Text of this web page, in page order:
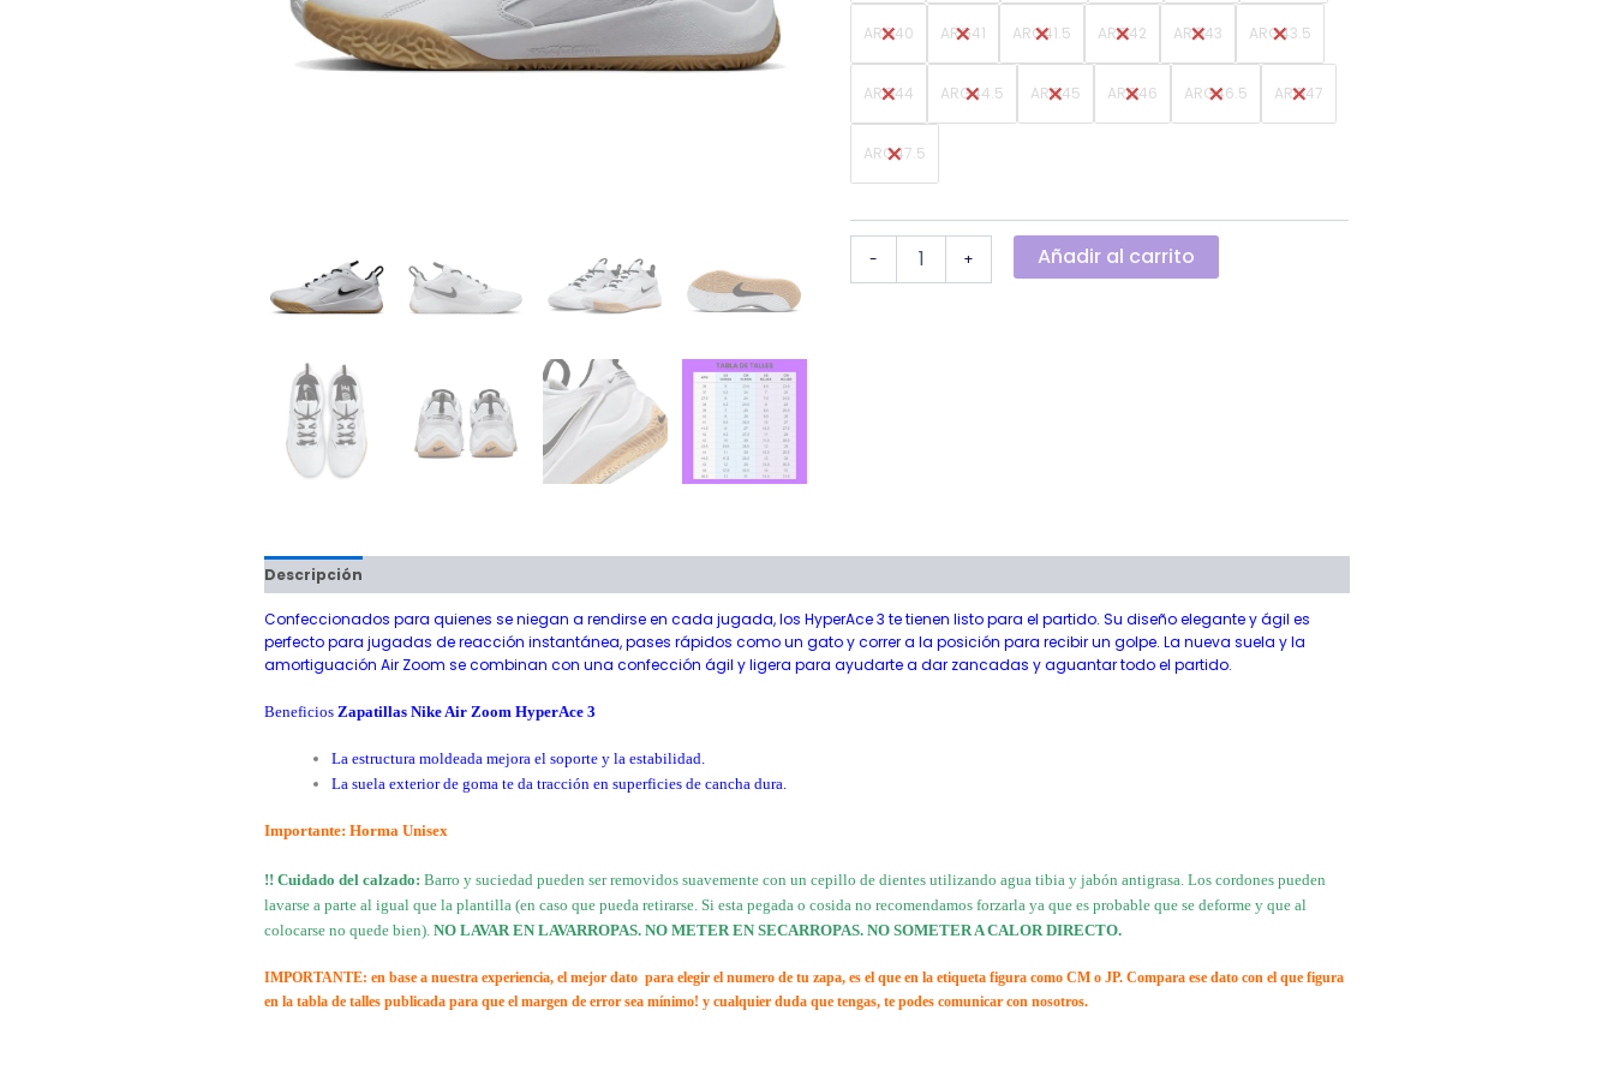
ARG40 ARG41 ARG41.5 ARG42 ARG43 ARG43.5
ARG44 ARG44.5 ARG45 ARG46 ARG46.5 ARG47
ARG47.5
- + Añadir al carrito
Descripción
Confeccionados para quienes se niegan a rendirse en cada jugada, los HyperAce 3 te tienen listo para el partido. Su diseño elegante y ágil es
perfecto para jugadas de reacción instantánea, pases rápidos como un gato y correr a la posición para recibir un golpe. La nueva suela y la
amortiguación Air Zoom se combinan con una confección ágil y ligera para ayudarte a dar zancadas y aguantar todo el partido.
Beneficios Zapatillas Nike Air Zoom HyperAce 3
La estructura moldeada mejora el soporte y la estabilidad.
La suela exterior de goma te da tracción en superficies de cancha dura.
Importante: Horma Unisex
!! Cuidado del calzado: Barro y suciedad pueden ser removidos suavemente con un cepillo de dientes utilizando agua tibia y jabón antigrasa. Los cordones pueden
lavarse a parte al igual que la plantilla (en caso que pueda retirarse. Si esta pegada o cosida no recomendamos forzarla ya que es probable que se deforme y que al
colocarse no quede bien). NO LAVAR EN LAVARROPAS. NO METER EN SECARROPAS. NO SOMETER A CALOR DIRECTO.
IMPORTANTE: en base a nuestra experiencia, el mejor dato para elegir el numero de tu zapa, es el que en la etiqueta figura como CM o JP. Compara ese dato con el que figura
en la tabla de talles publicada para que el margen de error sea mínimo! y cualquier duda que tengas, te podes comunicar con nosotros.